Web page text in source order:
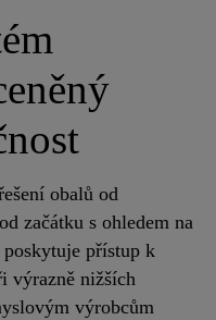
obalů od
začátku s ohledem na
přístup k
výrazně nižších
výrobcům